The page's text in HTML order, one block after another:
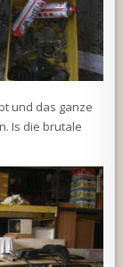
und das ganze
Is die brutale